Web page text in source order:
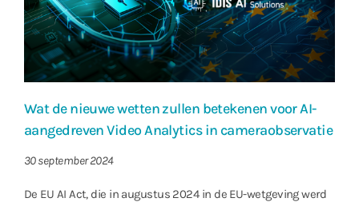
Wat de nieuwe wetten zullen betekenen voor AI-
aangedreven Video Analytics in cameraobservatie
30 september 2024
De EU AI Act, die in augustus 2024 in de EU-wetgeving werd